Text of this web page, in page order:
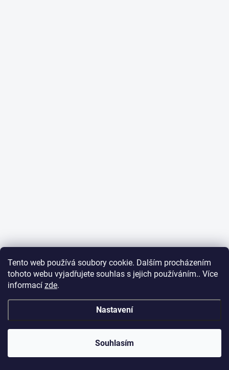
Tento web používá soubory cookie. Dalším procházením
tohoto webu vyjadřujete souhlas s jejich používáním.. Více
informací zde.
Nastavení
Souhlasím